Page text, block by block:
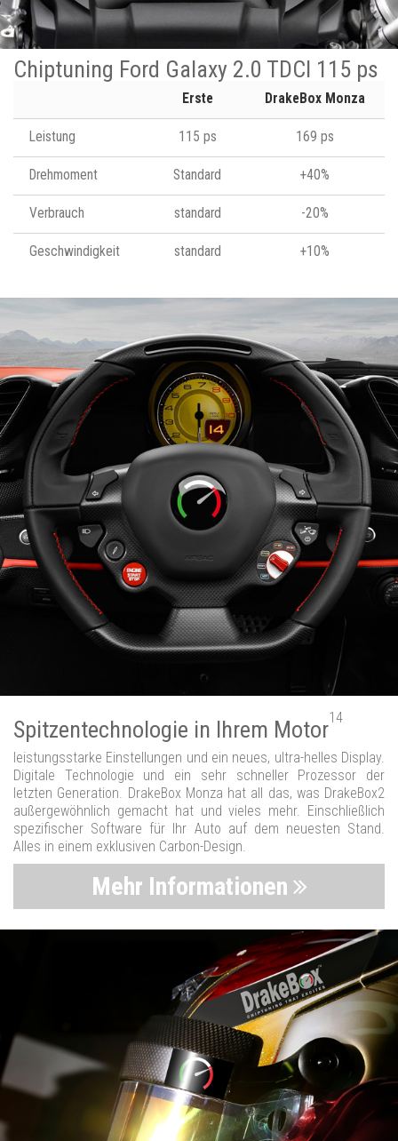
Chiptuning Ford Galaxy 2.0 TDCI 115 ps
Erste DrakeBox Monza
Leistung 115 ps 169 ps
Drehmoment Standard +40%
Verbrauch standard -20%
Geschwindigkeit standard +10%
Spitzentechnologie in Ihrem Motor14
leistungsstarke Einstellungen und ein neues, ultra-helles Display.
Digitale Technologie und ein sehr schneller Prozessor der
letzten Generation. DrakeBox Monza hat all das, was DrakeBox2
außergewöhnlich gemacht hat und vieles mehr. Einschließlich
spezifischer Software für Ihr Auto auf dem neuesten Stand.
Alles in einem exklusiven Carbon-Design.
Mehr Informationen